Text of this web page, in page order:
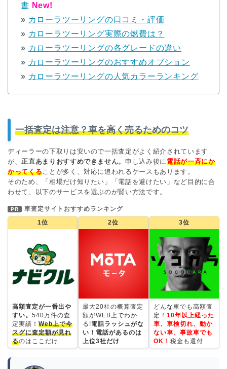
書 New!
» カローラツーリングの口コミ・評価
» カローラツーリング実際の燃費は？
» カローラツーリングの各グレードの違い
» カローラツーリングのおすすめオプション
» カローラツーリングの人気カラーランキング
一括査定は注意？車を高く売るためのコツ
ディーラーの下取りは安いので一括査定がよく紹介されています
が、正直あまりおすすめできません。申し込み後に 電話が一斉にか
かってくる ことが多く、対応に追われるケースもあります。
そのため、「相場だけ知りたい」「電話を避けたい」など目的に合
わせて、以下のサービスを選ぶのが賢い方法です。
PR
車査定サイトおすすめランキング
1位
高額査定が一番出や
すい。 540万件の査
定実績！ Web上で今
スグに査定額が見れ
るのはここだけ
2位
最大20社の概算査定
額がWEB上でわか
る!電話ラッシュがな
い！電話があるのは
上位3社だけ
3位
どんな車でも高額査
定！ 10年以上経った
車、車検切れ、動か
ない車、事故車でも
OK！ 税金も還付